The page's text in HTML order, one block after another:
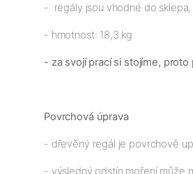
- regály jsou vhodné do
- hmotnost: 18,3 kg
- za svojí prací si stojíme,
Povrchová úprava
- dřevěný regál je povrchově
- výsledný odstín moření může